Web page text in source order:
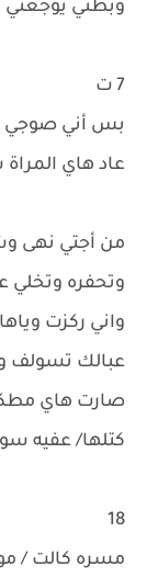
وبطني يوجعني
7 ت
بس أني صوجي
عاد هاي المراة
من أجتي نهى
وتحفره وتخلي
واني ركزت
عبالك تسولف
صارت هاي
كتلها/ عفيه
18
مسره كالت /